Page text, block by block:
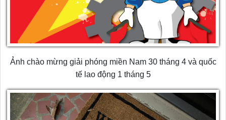
Ảnh chào mừng giải phóng miền Nam 30 tháng 4 và quốc
tế lao động 1 tháng 5